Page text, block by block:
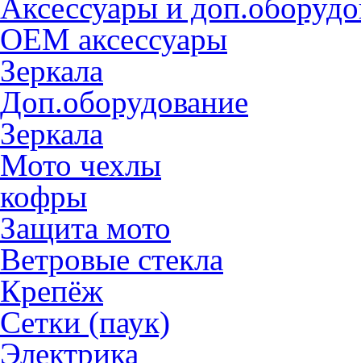
Аксессуары и
OEM аксессуары
Зеркала
Доп.оборудование
Зеркала
Мото чехлы
кофры
Защита мото
Ветровые стекла
Крепёж
Сетки (паук)
Электрика